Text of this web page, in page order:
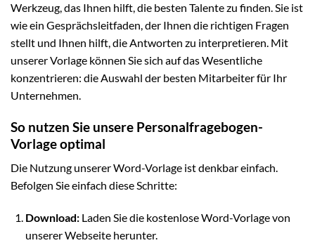
Werkzeug, das Ihnen hilft, die besten Talente zu finden. Sie ist
wie ein Gesprächsleitfaden, der Ihnen die richtigen Fragen
stellt und Ihnen hilft, die Antworten zu interpretieren. Mit
unserer Vorlage können Sie sich auf das Wesentliche
konzentrieren: die Auswahl der besten Mitarbeiter für Ihr
Unternehmen.
So nutzen Sie unsere Personalfragebogen-
Vorlage optimal
Die Nutzung unserer Word-Vorlage ist denkbar einfach.
Befolgen Sie einfach diese Schritte:
Download:Laden Sie die kostenlose Word-Vorlage von
unserer Webseite herunter.